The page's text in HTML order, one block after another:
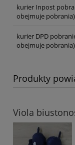
kurier Inpost
obejmuje pobrania)
kurier DPD
obejmuje pobrania)
Produkty
Viola